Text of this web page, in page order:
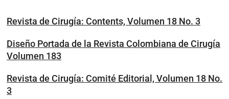
Revista de Cirugía: Contents, Volumen 18 No. 3
Diseño Portada de la Revista Colombiana de Cirugía
Volumen 183
Revista de Cirugía: Comité Editorial, Volumen 18 No.
3